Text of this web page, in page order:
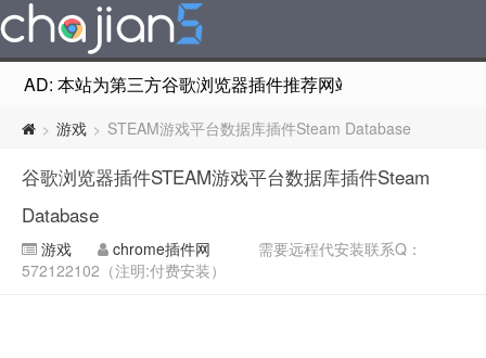
AD: 本站为第三方谷歌浏览器插件推荐网站，非Google
> 游戏 > STEAM游戏平台数据库插件Steam Database
谷歌浏览器插件STEAM游戏平台数据库插件Steam
Database
游戏 chrome插件网
需要远程代安装联系Q：
572122102（注明:付费安装）